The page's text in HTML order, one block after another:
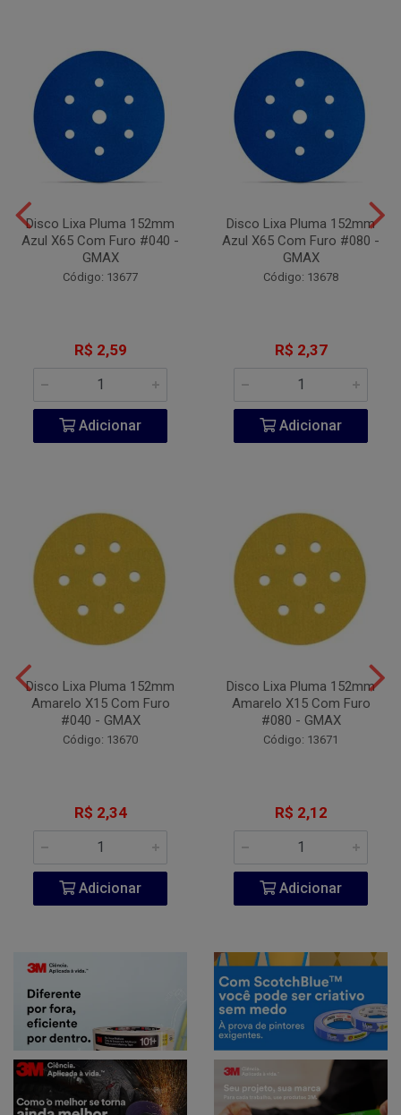
Disco Lixa Pluma 152mm
Azul X65 Com Furo #040 -
GMAX
Código: 13677
R$ 2,59
Adicionar
Disco Lixa Pluma 152mm
Azul X65 Com Furo #080 -
GMAX
Código: 13678
R$ 2,37
Adicionar
Disco Lixa Pluma 152mm
Amarelo X15 Com Furo
#040 - GMAX
Código: 13670
R$ 2,34
Adicionar
Disco Lixa Pluma 152mm
Amarelo X15 Com Furo
#080 - GMAX
Código: 13671
R$ 2,12
Adicionar